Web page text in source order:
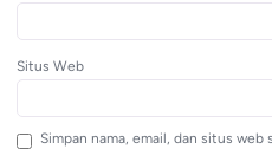
Situs Web
Simpan nama, email, dan situs web